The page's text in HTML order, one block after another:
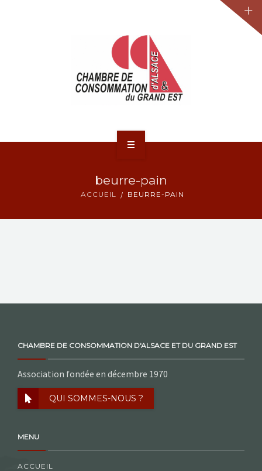
beurre-pain
ACCUEIL BEURRE-PAIN
CHAMBRE DE CONSOMMATION D'ALSACE ET DU GRAND EST
Association fondée en décembre 1970
QUI SOMMES-NOUS ?
MENU
ACCUEIL